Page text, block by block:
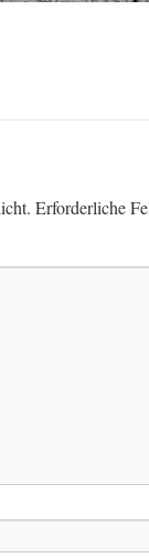
Erforderliche